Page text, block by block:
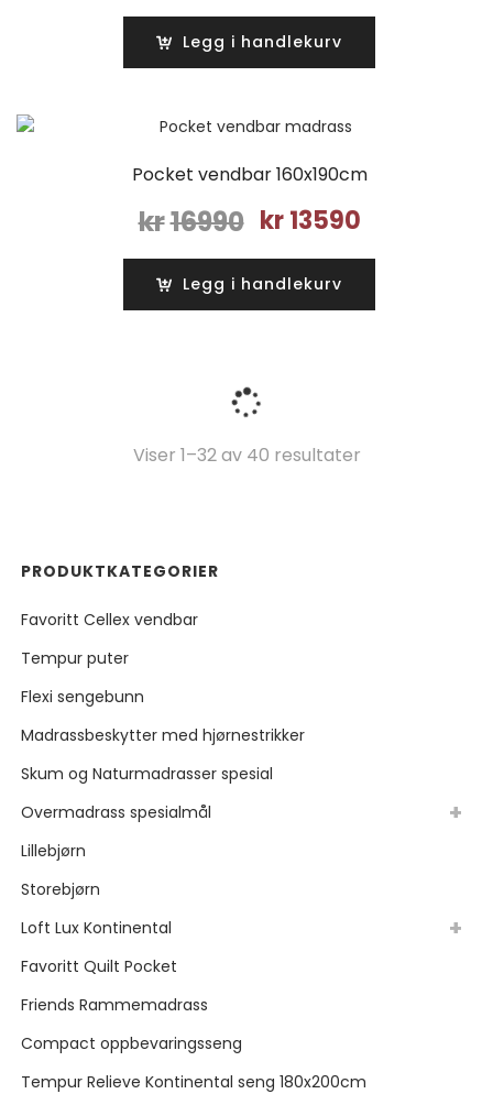
var:
kr14990. kr11990.
Legg i handlekurv
Pocket vendbar 160x190cm
kr16990
Opprinnelig
var:
kr16990.
kr 13590Nåværende
kr13590.
Legg i handlekurv
Viser 1–32 av 40 resultaterSortert
PRODUKTKATEGORIER
Favoritt Cellex vendbar
Tempur puter
Flexi sengebunn
Madrassbeskytter med hjørnestrikker
Skum og Naturmadrasser spesial
Overmadrass spesialmål
Lillebjørn
Storebjørn
Loft Lux Kontinental
Favoritt Quilt Pocket
Friends Rammemadrass
Compact oppbevaringsseng
Tempur Relieve Kontinental seng 180x200cm